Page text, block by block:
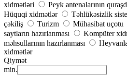
xidmətləri
Peyk antenalarının
Hüquqi xidmətlər
Təhlükəsizlik
çəkiliş
Turizm Mühasibat uçotu
saytların hazırlanması
Kompüter
məhsullarının hazırlanması
xidmətlər
Qiymət
min.